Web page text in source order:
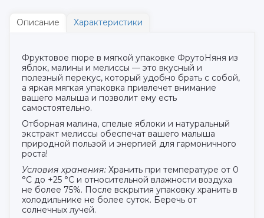
Описание Характеристики
Фруктовое пюре в мягкой упаковке ФрутоНяня из
яблок, малины и мелиссы — это вкусный и
полезный перекус, который удобно брать с собой,
а яркая мягкая упаковка привлечет внимание
вашего малыша и позволит ему есть
самостоятельно.
Отборная малина, спелые яблоки и натуральный
экстракт мелиссы обеспечат вашего малыша
природной пользой и энергией для гармоничного
роста!
Условия хранения: Хранить при температуре от 0
°С до +25 °С и относительной влажности воздуха
не более 75%. После вскрытия упаковку хранить в
холодильнике не более суток. Беречь от
солнечных лучей.